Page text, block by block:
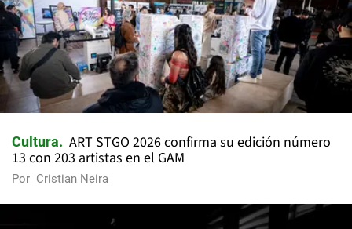
Cultura
ART STGO 2026 confirma su edición número
13 con 203 artistas en el GAM
Por Cristian Neira